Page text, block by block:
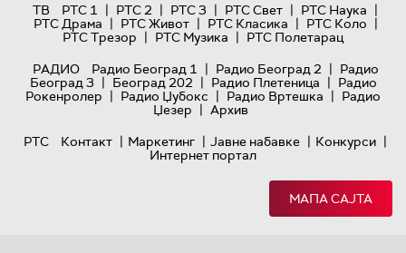
ТВ
РТС 1 | РТС 2 | РТС 3 | РТС Свет | РТС Наука |
РТС Драма | РТС Живот | РТС Класика | РТС Коло |
РТС Трезор | РТС Музика | РТС Полетарац
РАДИО
Радио Београд 1 | Радио Београд 2 | Радио
Београд 3 | Београд 202 | Радио Плетеница | Радио
Рокенролер | Радио Џубокс | Радио Вртешка | Радио
Џезер | Архив
РТС
Контакт | Маркетинг | Јавне набавке | Конкурси |
Интернет портал
МАПА САЈТА